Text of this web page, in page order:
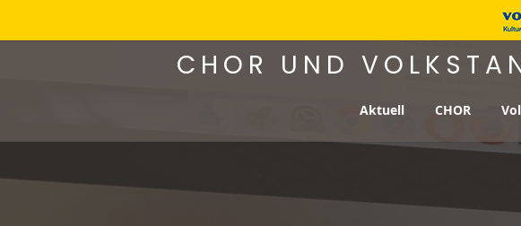
CHOR UND
Aktuell CHOR